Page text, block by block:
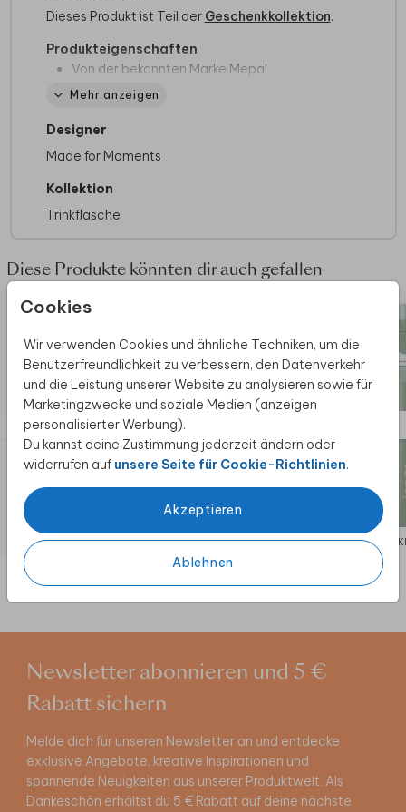
Cookies
Wir verwenden Cookies und ähnliche Techniken, um die
Benutzerfreundlichkeit zu verbessern, den Datenverkehr
und die Leistung unserer Website zu analysieren sowie für
Marketingzwecke und soziale Medien (anzeigen
personalisierter Werbung).
Du kannst deine Zustimmung jederzeit ändern oder
widerrufen auf unsere Seite für Cookie-Richtlinien.
Akzeptieren
Ablehnen
Dieses Produkt ist Teil der Geschenkkollektion.
Produkteigenschaften
Von der bekannten Marke Mepal
Flasche mit Rundumdruck
Auslaufsicher
Mit praktischer Schlaufe zum Halten der
Einfach zerlegbar
BPA-frei
Spülmaschine)
Abmessungen und Fassungsvermögen
Personalisierbare Fläche: 28 x 90 mm
Abmessung Flasche: 70 x 155 mm
Mehr anzeigen
Designer
Made for Moments
Kollektion
Trinkflasche
Diese Produkte könnten dir auch gefallen
TRINKFLASCHE
Newsletter abonnieren und 5 €
Rabatt sichern
Melde dich für unseren Newsletter an und entdecke
exklusive Angebote, kreative Inspirationen und
spannende Neuigkeiten aus unserer Produktwelt. Als
Dankeschön erhältst du 5 € Rabatt auf deine nächste